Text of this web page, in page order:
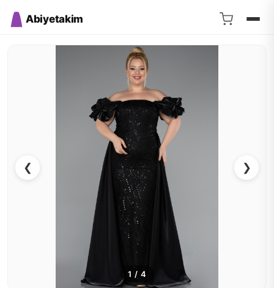
Abiyetakim
❮ ❯
1 / 4